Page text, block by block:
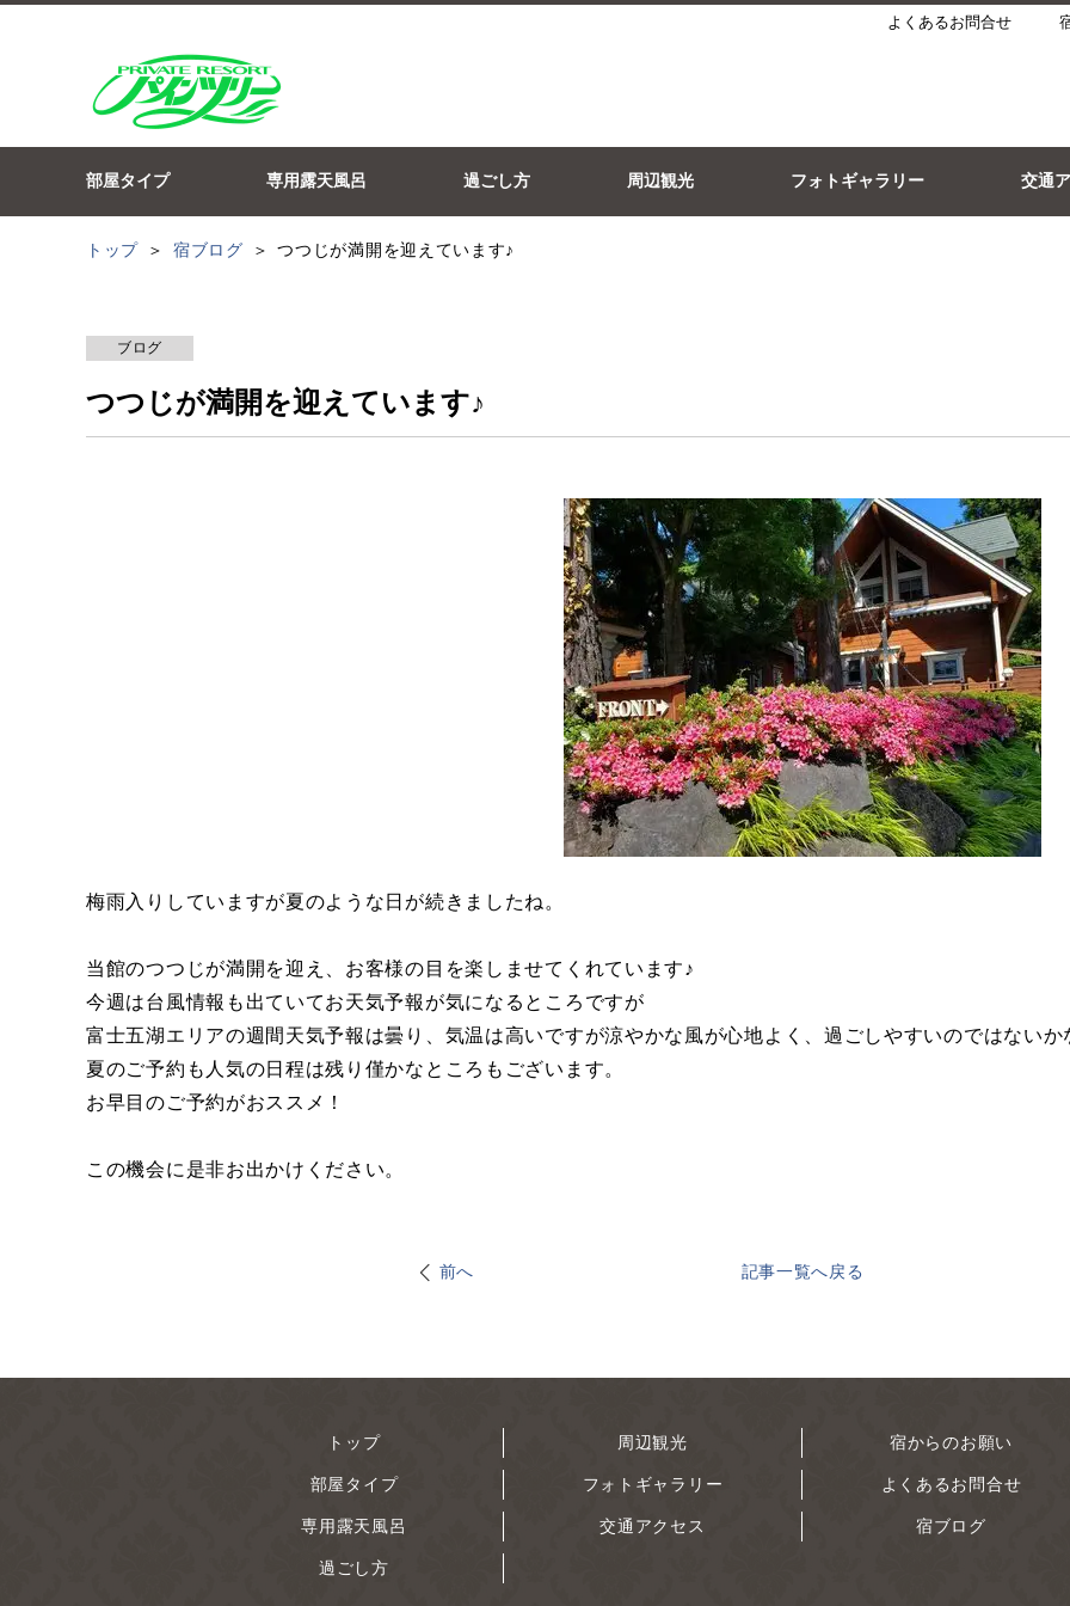
よくあるお問合せ
部屋タイプ 専用露天風呂 過ごし方 周辺観光 フォトギャラリー 交通
トップ 宿ブログ つつじが満開を迎えています♪
ブログ
つつじが満開を迎えています♪
梅雨入りしていますが夏のような日が続きましたね。
当館のつつじが満開を迎え、お客様の目を楽しませてくれています♪
今週は台風情報も出ていてお天気予報が気になるところですが
富士五湖エリアの週間天気予報は曇り、気温は高いですが涼やかな風が心地よく、過ごしやすいのではないか
夏のご予約も人気の日程は残り僅かなところもございます。
お早目のご予約がおススメ！
この機会に是非お出かけください。
前へ 記事一覧へ戻る
トップ
部屋タイプ
専用露天風呂
過ごし方
周辺観光
フォトギャラリー
交通アクセス
宿からのお願い
よくあるお問合せ
宿ブログ